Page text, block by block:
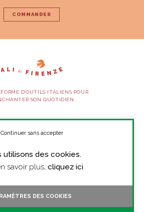
COMMANDER
D’OUTILS ITALIENS POUR
SON QUOTIDIEN.
SUIVEZ-NOUS
utilisons des cookies.
savoir plus, cliquez ici.
Continuer sans accepter
DES COOKIES